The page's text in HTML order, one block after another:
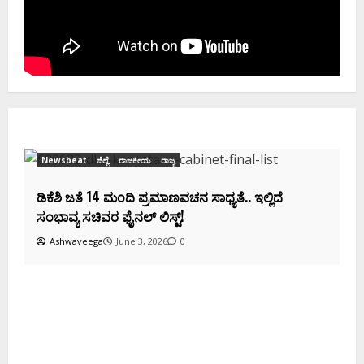
Newsbeat ಜಿಲ್ಲೆ ರಾಜಕೀಯ ರಾಜ್ಯ
ಡಿಕೆಶಿ ಜತೆ 14 ಮಂದಿ ಪ್ರಮಾಣವಚನ ಸಾಧ್ಯತೆ.. ಇಲ್ಲಿದೆ
ಸಂಭಾವ್ಯ ಸಚಿವರ ಫೈನಲ್ ಲಿಸ್ಟ್‌!
Ashwaveega June 3, 2026 0